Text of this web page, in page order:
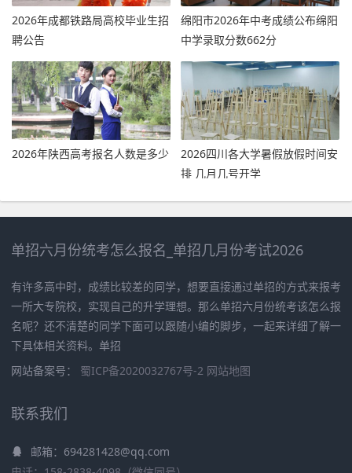
2026年成都铁路局高校毕业生招
聘公告
绵阳市2026年中考成绩公布绵阳
中学录取分数662分
2026年陕西高考报名人数是多少
2026四川各大学暑假放假时间安
排 几月几号开学
单招六月份统考怎么报名_单招几月份考试2026
有许多高中时，成绩比较差的同学，想要直接通过单招的方式来报考
一所大专院校，实现自己的升学理想。那么单招六月份统考该怎么报
名呢？还不清楚的同学下面可以跟随小编的脚步，一起来详细了解一
下具体相关资料。单招
网站备案号： 蜀ICP备2020032767号-2 网站地图
联系我们
邮箱：694281428@qq.com